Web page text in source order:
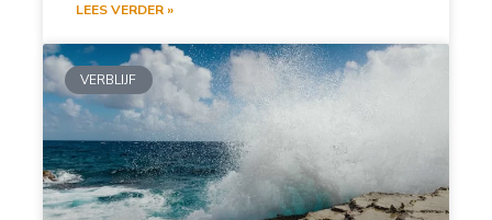
LEES VERDER »
VERBLIJF